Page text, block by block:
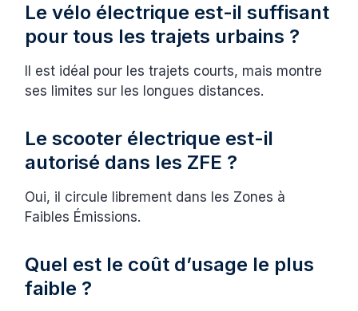
Le vélo électrique est-il suffisant
pour tous les trajets urbains ?
Il est idéal pour les trajets courts, mais montre
ses limites sur les longues distances.
Le scooter électrique est-il
autorisé dans les ZFE ?
Oui, il circule librement dans les Zones à
Faibles Émissions.
Quel est le coût d’usage le plus
faible ?